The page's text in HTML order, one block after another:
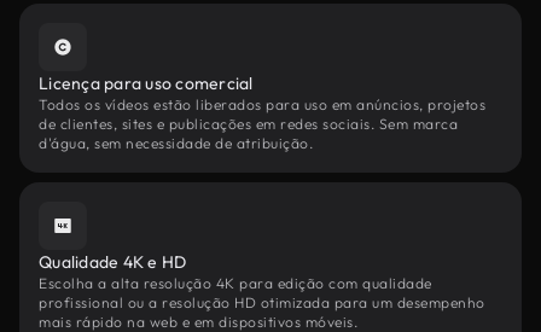
Licença para uso comercial
Todos os vídeos estão liberados para uso em anúncios, projetos
de clientes, sites e publicações em redes sociais. Sem marca
d'água, sem necessidade de atribuição.
Qualidade 4K e HD
Escolha a alta resolução 4K para edição com qualidade
profissional ou a resolução HD otimizada para um desempenho
mais rápido na web e em dispositivos móveis.